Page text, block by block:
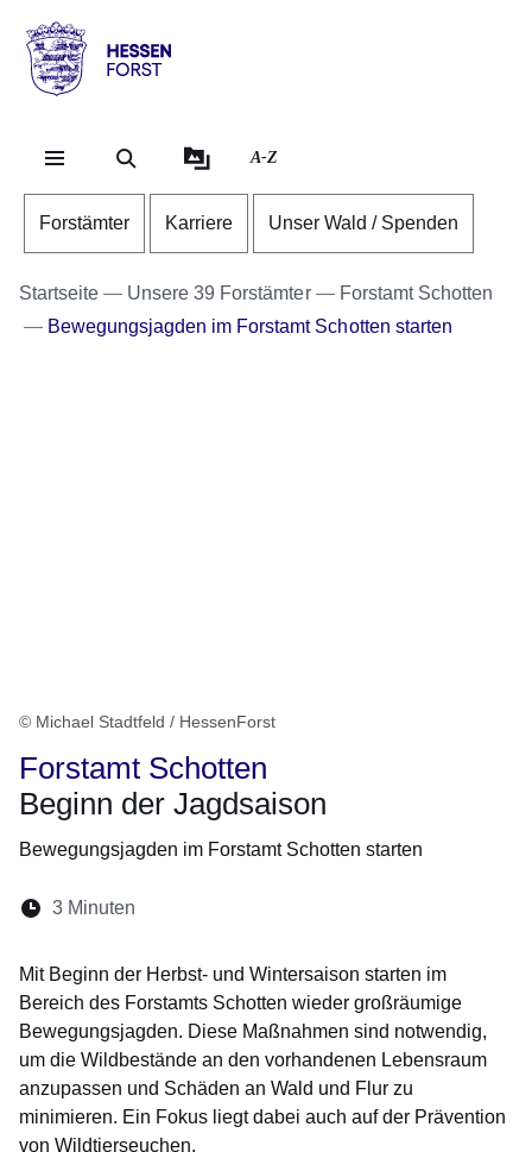
Hessen
Forst
A-Z
Forstämter Karriere Unser Wald / Spenden
Startseite Unsere 39 Forstämter
Forstamt Schotten
Bewegungsjagden im Forstamt Schotten starten
© Michael Stadtfeld / HessenForst
Forstamt Schotten
Beginn der Jagdsaison
Bewegungsjagden im Forstamt Schotten starten
Lesedauer:
3 Minuten
Mit Beginn der Herbst- und Wintersaison starten im
Bereich des Forstamts Schotten wieder großräumige
Bewegungsjagden. Diese Maßnahmen sind notwendig,
um die Wildbestände an den vorhandenen Lebensraum
anzupassen und Schäden an Wald und Flur zu
minimieren. Ein Fokus liegt dabei auch auf der Prävention
von Wildtierseuchen.